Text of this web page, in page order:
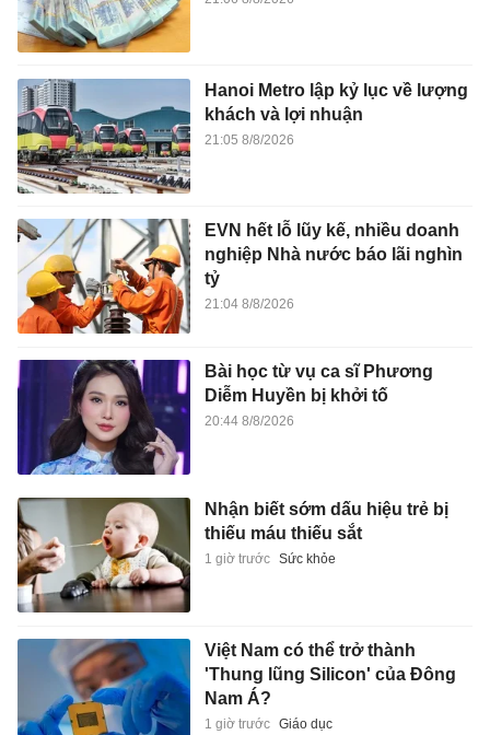
Hanoi Metro lập kỷ lục về lượng
khách và lợi nhuận
21:05 8/8/2026
EVN hết lỗ lũy kế, nhiều doanh
nghiệp Nhà nước báo lãi nghìn
tỷ
21:04 8/8/2026
Bài học từ vụ ca sĩ Phương
Diễm Huyền bị khởi tố
20:44 8/8/2026
Nhận biết sớm dấu hiệu trẻ bị
thiếu máu thiếu sắt
1 giờ trước Sức khỏe
Việt Nam có thể trở thành
'Thung lũng Silicon' của Đông
Nam Á?
1 giờ trước Giáo dục